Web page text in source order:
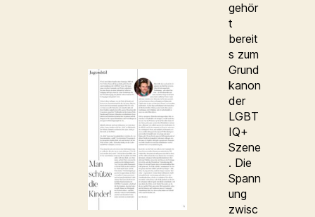
gehör
t
bereit
s zum
Grund
kanon
der
LGBT
IQ+
Szene
. Die
Spann
ung
zwisc